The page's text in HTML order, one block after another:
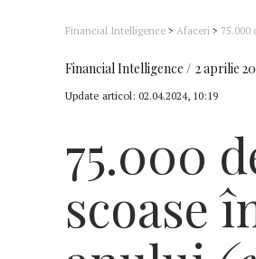
Financial Intelligence > Afaceri > 75.000
Financial Intelligence 2 aprilie
Update articol: 02.04.2024, 10:19
75.000
scoase